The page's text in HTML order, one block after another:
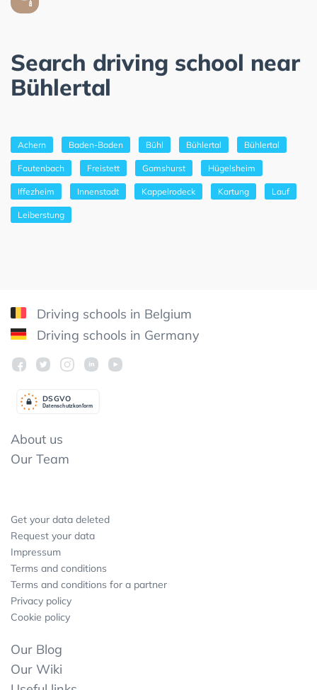
Search driving school near
Bühlertal
Achern Baden-Baden Bühl Bühlertal Bühlertal
Fautenbach Freistett Gamshurst Hügelsheim
Iffezheim Innenstadt Kappelrodeck Kartung Lauf
Leiberstung
Driving schools in Belgium
Driving schools in Germany
Datenschutzkonform
DSGVO
About us
Our Team
Get your data deleted
Request your data
Impressum
Terms and conditions
Terms and conditions for a partner
Privacy policy
Cookie policy
Our Blog
Our Wiki